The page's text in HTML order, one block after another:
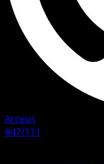
Arceus
#47/111